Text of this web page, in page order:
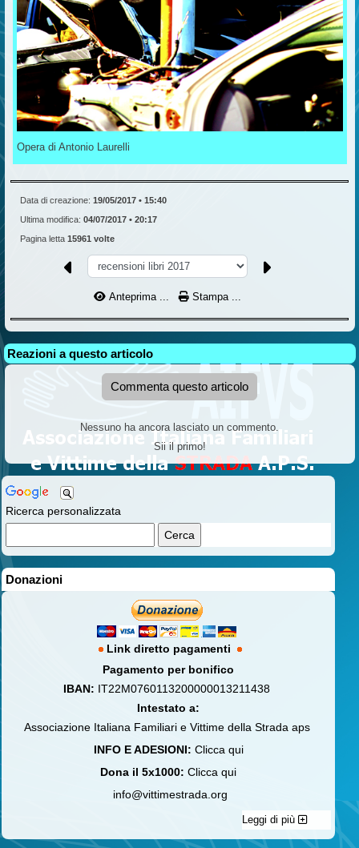
Ricerca personalizzata
Donazioni
Link diretto pagamenti
Pagamento per bonifico
IBAN: IT22M0760113200000013211438
Intestato a:
Associazione Italiana Familiari e Vittime della Strada aps
INFO E ADESIONI: Clicca qui
Dona il 5x1000: Clicca qui
info@vittimestrada.org
Leggi di più
Opera di Antonio Laurelli
Data di creazione: 19/05/2017 • 15:40
Ultima modifica: 04/07/2017 • 20:17
Pagina letta 15961 volte
Anteprima ... Stampa ...
Reazioni a questo articolo
Commenta questo articolo
Nessuno ha ancora lasciato un commento.
Sii il primo!